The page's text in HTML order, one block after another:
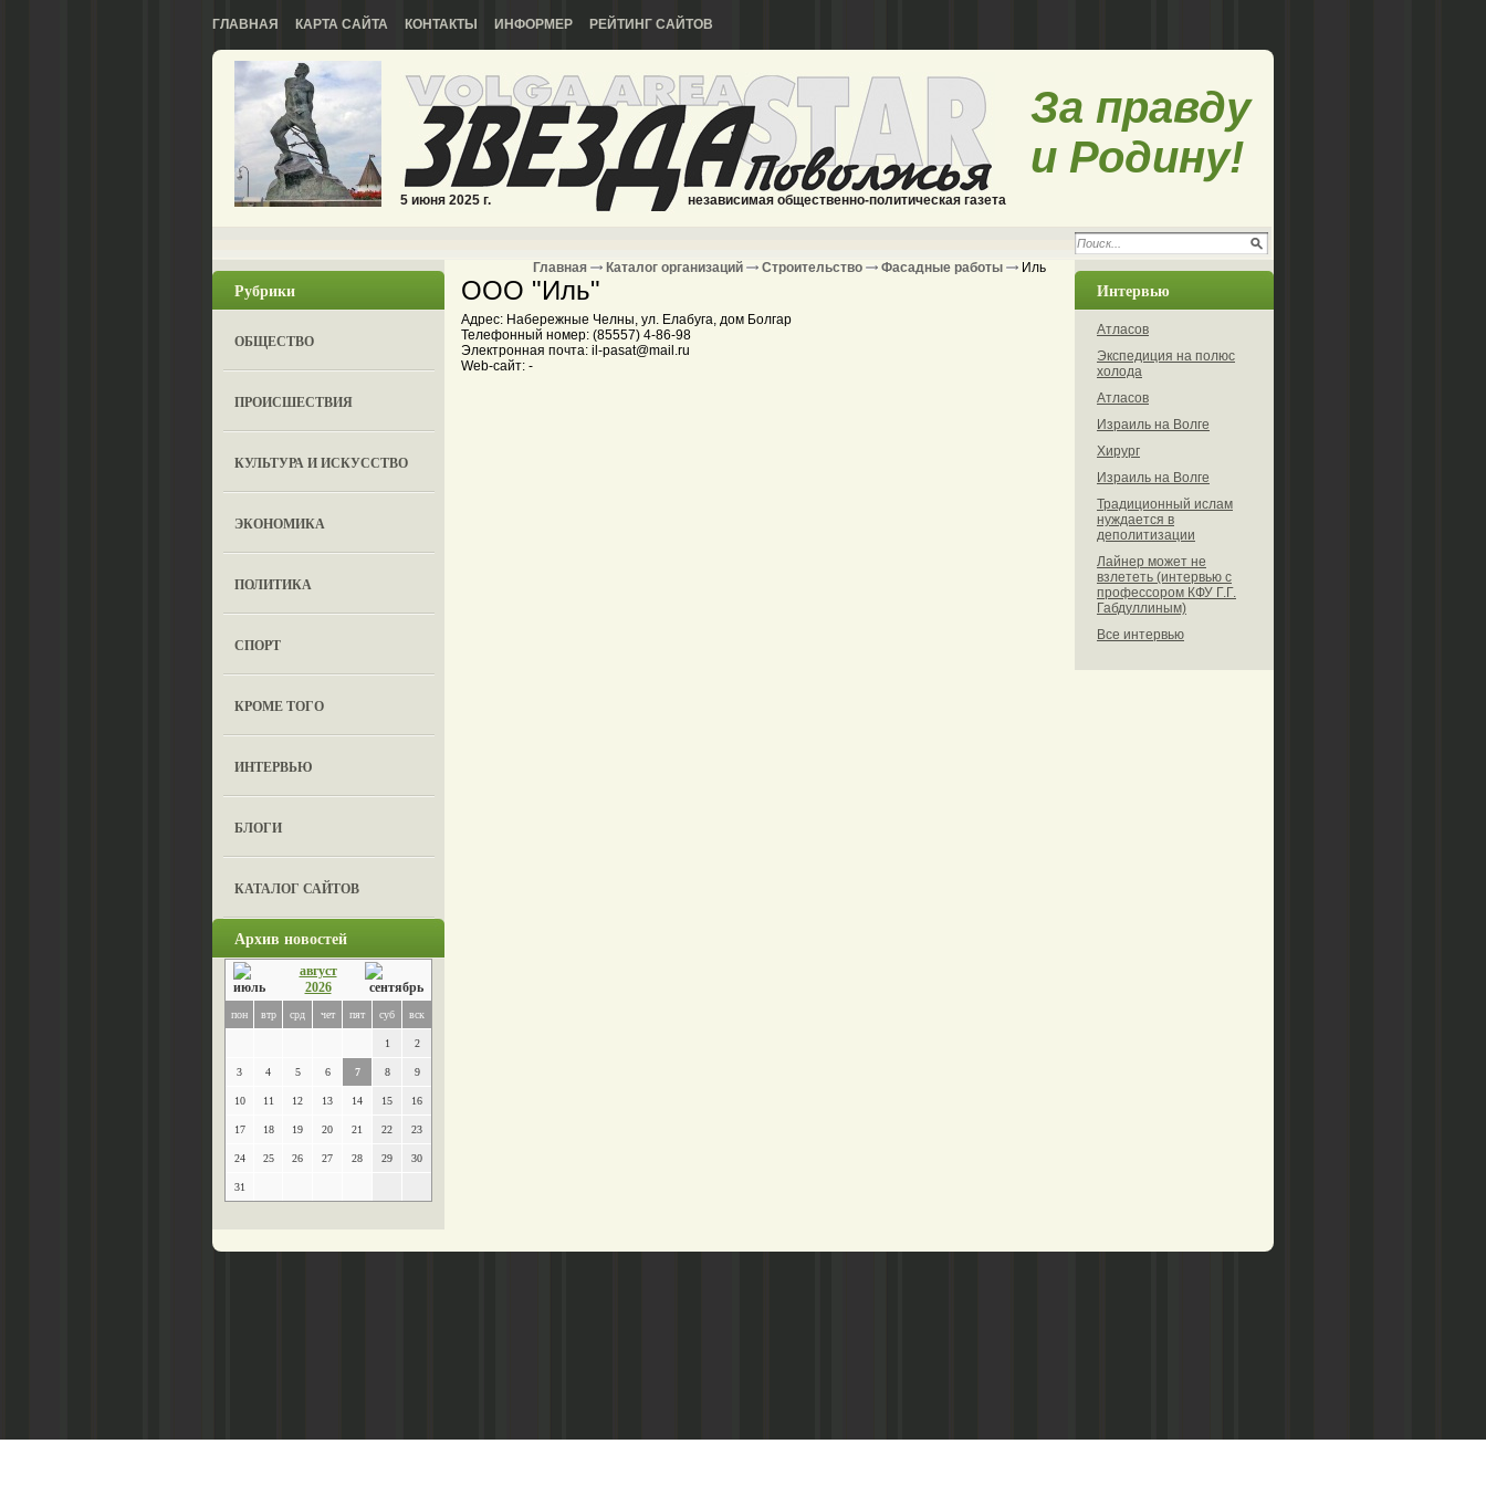
ГЛАВНАЯ КАРТА САЙТА КОНТАКТЫ ИНФОРМЕР РЕЙТИНГ САЙТОВ
5 июня 2025 г. независимая общественно-политическая газета
За правду
и Родину!
Рубрики
ОБЩЕСТВО
ПРОИСШЕСТВИЯ
КУЛЬТУРА И ИСКУССТВО
ЭКОНОМИКА
ПОЛИТИКА
СПОРТ
КРОМЕ ТОГО
ИНТЕРВЬЮ
БЛОГИ
КАТАЛОГ САЙТОВ
Архив новостей
август
2026
пон втр срд чет пят суб вск
1 2
3 4 5 6 7 8 9
10 11 12 13 14 15 16
17 18 19 20 21 22 23
24 25 26 27 28 29 30
31
Главная Каталог организаций Строительство Фасадные работы Иль
ООО "Иль"
Адрес: Набережные Челны, ул. Елабуга, дом Болгар
Телефонный номер: (85557) 4-86-98
Электронная почта: il-pasat@mail.ru
Web-сайт: -
Интервью
Атласов
Экспедиция на полюс
холода
Атласов
Израиль на Волге
Хирург
Израиль на Волге
Традиционный ислам
нуждается в
деполитизации
Лайнер может не
взлететь (интервью с
профессором КФУ Г.Г.
Габдуллиным)
Все интервью